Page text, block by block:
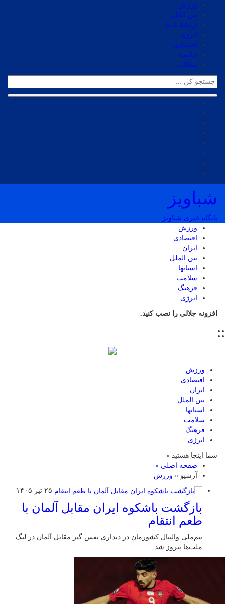
ورزش
بین الملل
ارتباط با ما
انرژی
اقتصادی
جامعه
مقالات
شباویز
پایگاه خبری شباویز
ورزش
اقتصادی
ایران
بین الملل
استانها
سلامت
فرهنگ
انرژی
افزونه جلالی را نصب کنید.
::
ورزش
اقتصادی
ایران
بین الملل
استانها
سلامت
فرهنگ
انرژی
شما اینجا هستید »
صفحه اصلی »
آرشیو » ورزش
۲۵ تیر ۱۴۰۵
بازگشت باشکوه ایران مقابل آلمان با
طعم انتقام
تیم‌ملی والیبال کشورمان در دیداری نفس گیر مقابل آلمان در لیگ
ملت‌ها پیروز شد.